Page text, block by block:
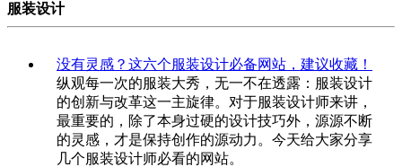
服装设计
没有灵感？这六个服装设计必备网站，建议收藏！
纵观每一次的服装大秀，无一不在透露：服装设计
的创新与改革这一主旋律。对于服装设计师来讲，
最重要的，除了本身过硬的设计技巧外，源源不断
的灵感，才是保持创作的源动力。今天给大家分享
几个服装设计师必看的网站。